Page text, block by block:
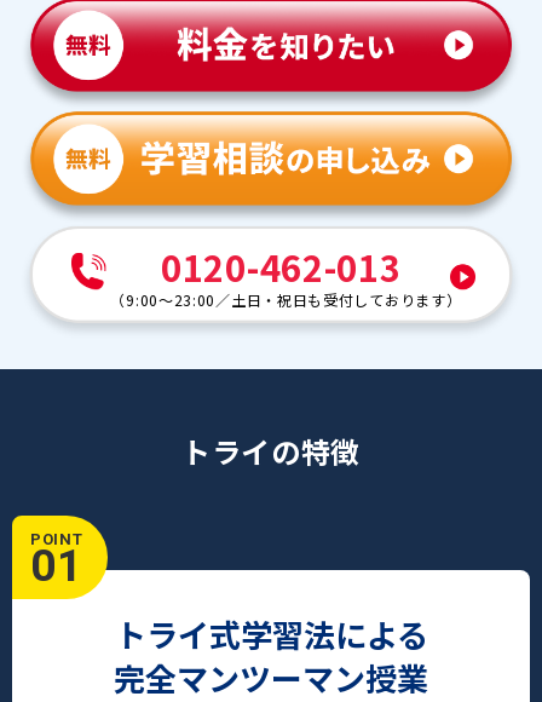
0120-462-013
（9:00～23:00 ／土日・祝日も受付しております）
トライの特徴
POINT
01
トライ式学習法による
完全マンツーマン授業